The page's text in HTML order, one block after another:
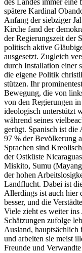
des Landes immer eine
spätere Kardinal
Anfang der siebziger
Kirche fand der
der Regierungszeit der
politisch aktive
ausgesetzt. Zugleich
durch Installation einer
die eigene Politik
stützen. Ihr
Bewegung, die von
von den Regierungen
ideologisch unterstützt
während seines
gerügt. Spanisch ist
97 % der Bevölkerung
Sprachen sind
der Ostküste
Miskito, Sumu
der hohen
Landflucht. Dabei ist
Allerdings ist auch hier
besser, und die
Viele zieht es weiter
Schätzungen zufolge
Ausland,
und arbeiten sie meist
Freunde und